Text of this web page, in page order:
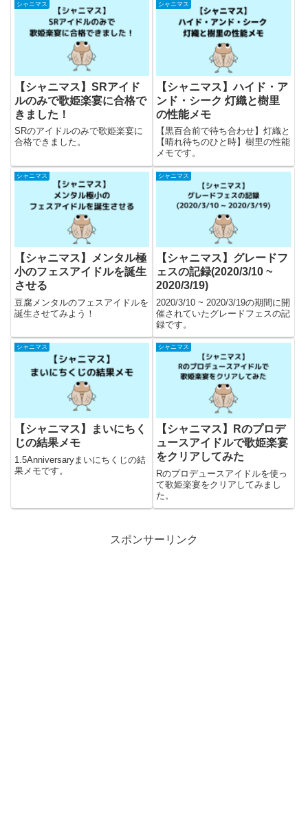
シャニマス
【シャニマス】SRアイド
ルのみで歌姫楽宴に合格で
きました！
SRのアイドルのみで歌姫楽宴に
合格できました。
シャニマス
【シャニマス】ハイド・ア
ンド・シーク 灯織と樹里
の性能メモ
【黒百合前で待ち合わせ】灯織と
【晴れ待ちのひと時】樹里の性能
メモです。
シャニマス
【シャニマス】メンタル極
小のフェスアイドルを誕生
させる
豆腐メンタルのフェスアイドルを
誕生させてみよう！
シャニマス
【シャニマス】グレードフ
ェスの記録(2020/3/10 ~
2020/3/19)
2020/3/10 ~ 2020/3/19の期間に開
催されていたグレードフェスの記
録です。
シャニマス
【シャニマス】まいにちく
じの結果メモ
1.5Anniversaryまいにちくじの結
果メモです。
シャニマス
【シャニマス】Rのプロデ
ュースアイドルで歌姫楽宴
をクリアしてみた
Rのプロデュースアイドルを使っ
て歌姫楽宴をクリアしてみまし
た。
スポンサーリンク